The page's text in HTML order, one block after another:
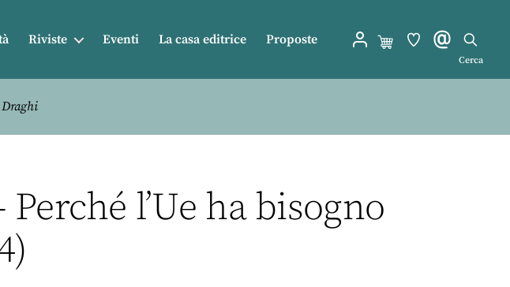
Riviste Eventi La casa editrice Proposte
Cerca
Draghi
l’Ue ha bisogno